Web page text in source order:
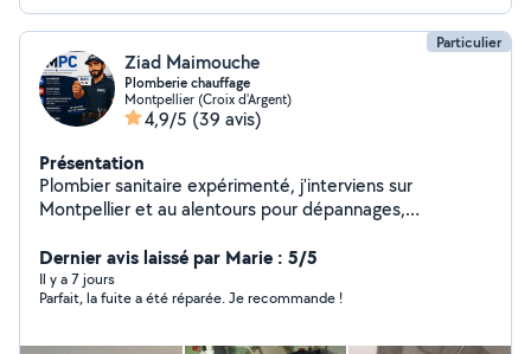
Particulier
Ziad Maimouche
Plomberie chauffage
Montpellier (Croix d'Argent)
4,9/5 (39 avis)
Présentation
Plombier sanitaire expérimenté, j'interviens sur
Montpellier et au alentours pour dépannages,
réalise également des salles de bain complètes avec
carrelage. Travail sérieux et soigné. Disponible et réactif,
je m'adapte à vos besoins. N'hésitez pas à me
Dernier avis laissé par Marie : 5/5
Il y a 7 jours
Parfait, la fuite a été réparée. Je recommande !